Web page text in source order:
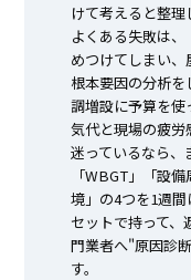
けて考えると整理
よくある失敗は
めつけてしまい
根本要因の分析
調増設に予算を使
気代と現場の疲労
迷っているなら、
「WBGT」「設
境」の4つを1週
セットで持って
門業者へ"原因診
す。